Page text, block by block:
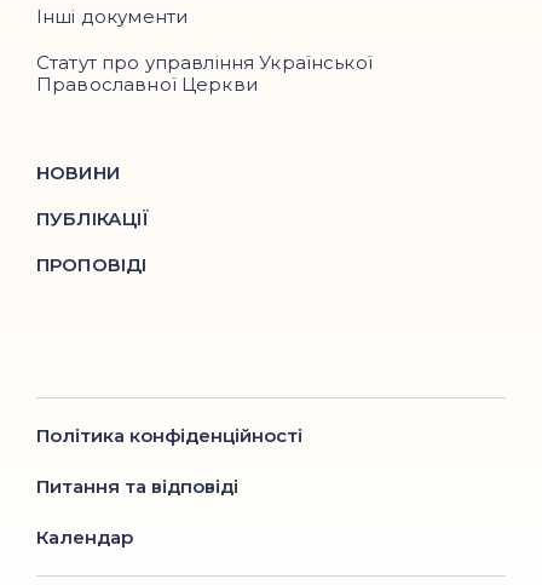
Інші документи
Статут про управління Української
Православної Церкви
НОВИНИ
ПУБЛІКАЦІЇ
ПРОПОВІДІ
Політика конфіденційності
Питання та відповіді
Календар